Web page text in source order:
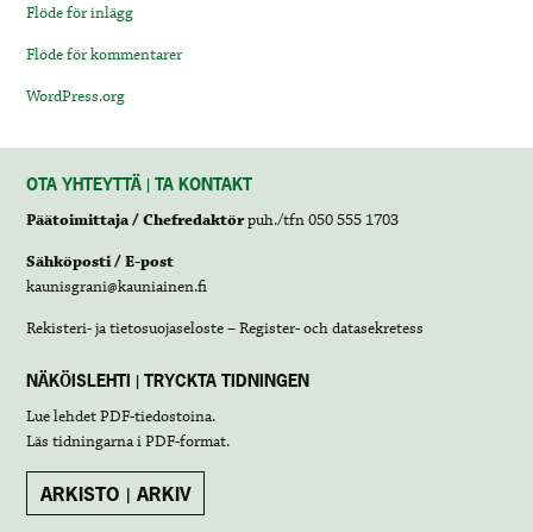
Flöde för inlägg
Flöde för kommentarer
WordPress.org
OTA YHTEYTTÄ | TA KONTAKT
Päätoimittaja / Chefredaktörpuh./tfn 050 555 1703
Sähköposti / E-post
kaunisgrani@kauniainen.fi
Rekisteri- ja tietosuojaseloste – Register- och datasekretess
NÄKÖISLEHTI | TRYCKTA TIDNINGEN
Lue lehdetPDF-tiedostoina.
Läs tidningarna iPDF-format.
ARKISTO | ARKIV